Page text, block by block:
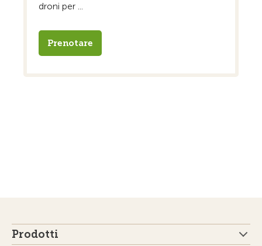
droni per ...
Prenotare
Prodotti